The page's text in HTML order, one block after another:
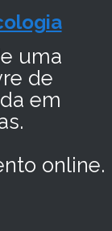
uma
de
em
online.